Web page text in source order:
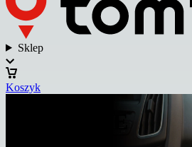
Sklep
Koszyk